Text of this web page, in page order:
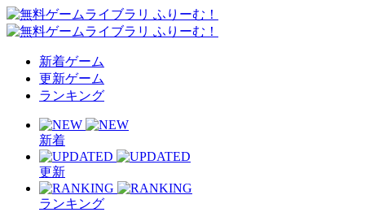
新着ゲーム
更新ゲーム
ランキング
新着
更新
ランキング